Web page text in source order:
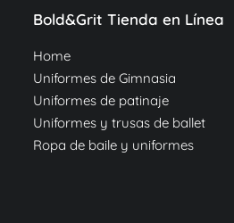
Bold&Grit Tienda en Línea
Home
Uniformes de Gimnasia
Uniformes de patinaje
Uniformes y trusas de ballet
Ropa de baile y uniformes